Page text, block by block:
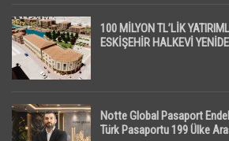
100 MİLYON TL’LİK
ESKİŞEHİR HALKEVİ
Notte Global Pasaport
Türk Pasaportu 199 Ülke